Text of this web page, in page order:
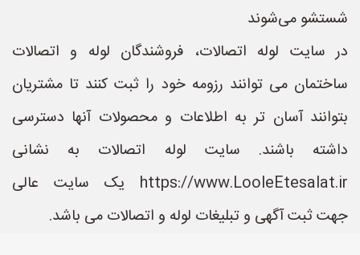
شستشو می‌شوند
در سایت لوله اتصالات، فروشندگان لوله و اتصالات
ساختمان می توانند رزومه خود را ثبت کنند تا مشتریان
بتوانند آسان تر به اطلاعات و محصولات آنها دسترسی
داشته باشند. سایت لوله اتصالات به نشانی
https://www.LooleEtesalat.ir یک سایت عالی
جهت ثبت آگهی و تبلیغات لوله و اتصالات می باشد.